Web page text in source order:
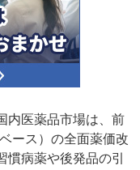
内医薬品市場は、前
ース）の全面薬価改
病薬や後発品の引